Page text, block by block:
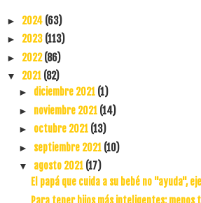
► 2024 (63)
► 2023 (113)
► 2022(86)
▼ 2021 (82)
► diciembre 2021 (1)
► noviembre 2021 (14)
► octubre 2021 (13)
► septiembre 2021 (10)
▼ agosto 2021 (17)
El papá que cuida a su bebé no "ayuda",
Para tener hijos más inteligentes: menos